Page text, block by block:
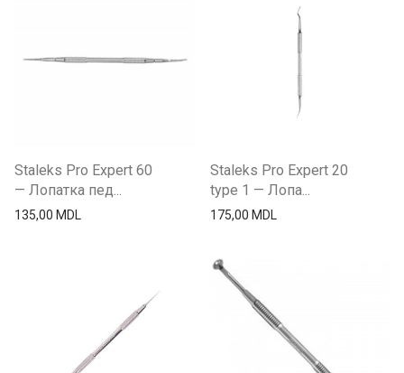
Staleks Pro Expert 60
— Лопатка пед...
135,00 MDL
Staleks Pro Expert 20
type 1 — Лопа...
175,00 MDL